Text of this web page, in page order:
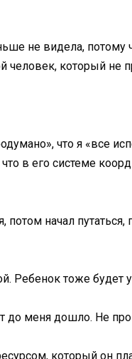
не видела,
который не
что я «все
в его системе
начал
Ребенок тоже будет
до меня дошло. Не
который он